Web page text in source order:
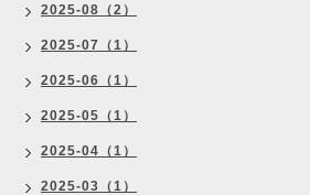
2025-08（2）
2025-07（1）
2025-06（1）
2025-05（1）
2025-04（1）
2025-03（1）